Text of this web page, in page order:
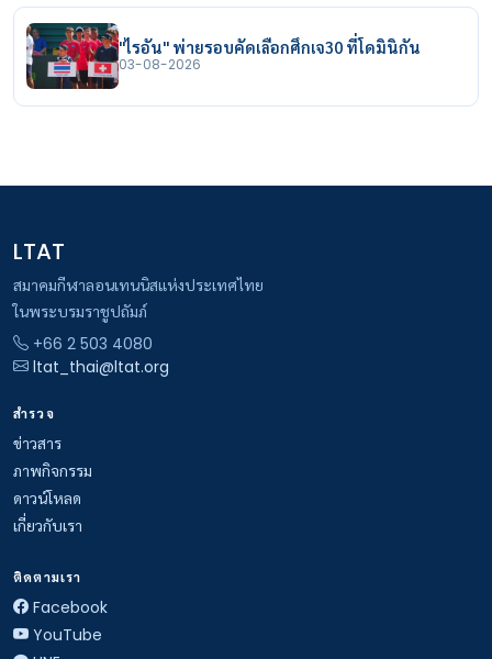
"ไรอัน" พ่ายรอบคัดเลือกศึกเจ30 ที่โดมินิกัน
03-08-2026
LTAT
สมาคมกีฬาลอนเทนนิสแห่งประเทศไทย
ในพระบรมราชูปถัมภ์
+66 2 503 4080
ltat_thai@ltat.org
สำรวจ
ข่าวสาร
ภาพกิจกรรม
ดาวน์โหลด
เกี่ยวกับเรา
ติดตามเรา
Facebook
YouTube